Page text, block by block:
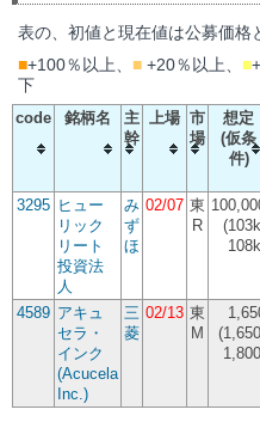
表の、初値と現在値は公募価格
■+100％以上、 ■ +20％以上、 ■
下
code 銘柄名
主
幹
上場 市
場
想定
(仮条
件)
3295 ヒュー
リック
リート
投資法
人
み
ず
ほ
02/07 東
R
4589 アキュ
セラ・
インク
(Acucela
Inc.)
三
菱
02/13 東
M